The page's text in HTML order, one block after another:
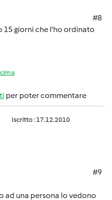
#8
15 giorni che l'ho ordinato
per poter commentare
Iscritto : 17.12.2010
#9
ad una persona lo vedono